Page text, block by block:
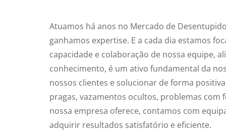
Atuamos há anos no Mercado de
ganhamos expertise. E a cada dia estamos
capacidade e colaboração de nossa equipe,
conhecimento, é um ativo fundamental da
nossos clientes e solucionar de forma
pragas, vazamentos ocultos, problemas com
nossa empresa oferece, contamos com
adquirir resultados satisfatório e eficiente.